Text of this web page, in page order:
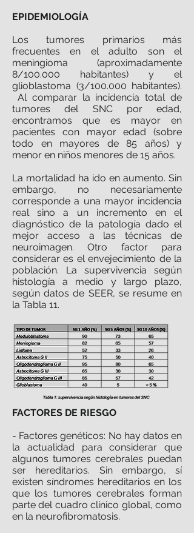
EPIDEMIOLOGÍA
Los tumores primarios más
frecuentes en el adulto son el
meningioma (aproximadamente
8/100.000 habitantes) y el
glioblastoma (3/100.000 habitantes).
Al comparar la incidencia total de
tumores del SNC por edad,
encontramos que es mayor en
pacientes con mayor edad (sobre
todo en mayores de 85 años) y
menor en niños menores de 15 años.
La mortalidad ha ido en aumento. Sin
embargo, no necesariamente
corresponde a una mayor incidencia
real sino a un incremento en el
diagnóstico de la patología dado el
mejor acceso a las técnicas de
neuroimagen. Otro factor para
considerar es el envejecimiento de la
población. La supervivencia según
histología a medio y largo plazo,
según datos de SEER, se resume en
la Tabla 11.
FACTORES DE RIESGO
- Factores genéticos: No hay datos en
la actualidad para considerar que
algunos tumores cerebrales puedan
ser hereditarios. Sin embargo, sí
existen síndromes hereditarios en los
que los tumores cerebrales forman
parte del cuadro clínico global, como
en la neurofibromatosis.